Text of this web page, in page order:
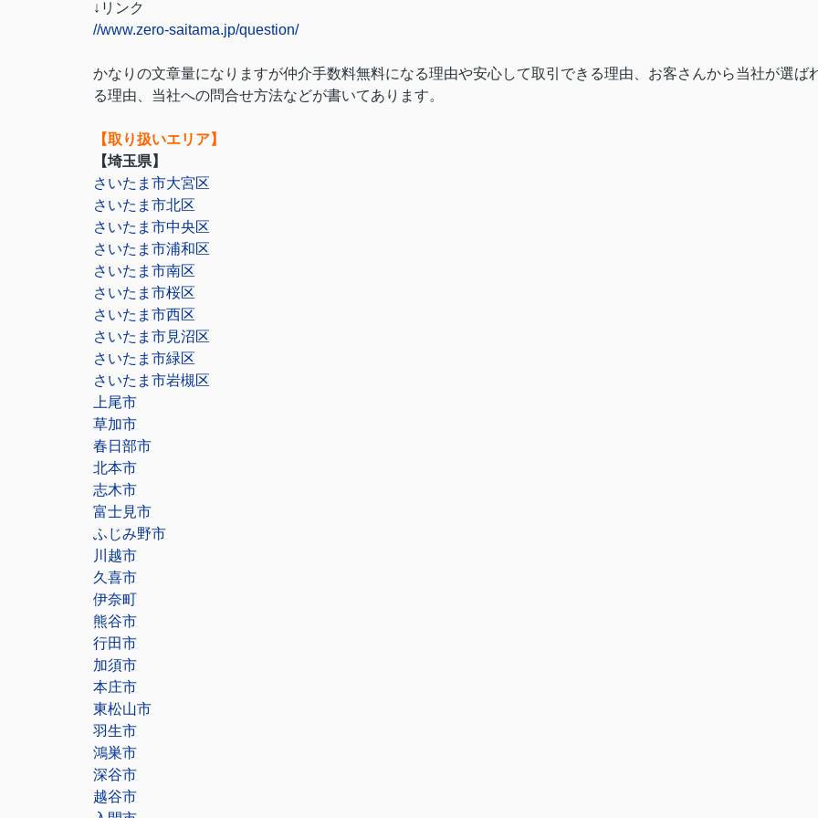
↓リンク
//www.zero-saitama.jp/question/
かなりの文章量になりますが仲介手数料無料になる理由や安心して取引できる理由、お客さんから当社が選ば
る理由、当社への問合せ方法などが書いてあります。
【取り扱いエリア】
【埼玉県】
さいたま市大宮区
さいたま市北区
さいたま市中央区
さいたま市浦和区
さいたま市南区
さいたま市桜区
さいたま市西区
さいたま市見沼区
さいたま市緑区
さいたま市岩槻区
上尾市
草加市
春日部市
北本市
志木市
富士見市
ふじみ野市
川越市
久喜市
伊奈町
熊谷市
行田市
加須市
本庄市
東松山市
羽生市
鴻巣市
深谷市
越谷市